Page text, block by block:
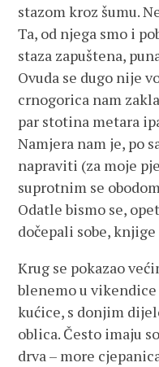
stazom kroz šumu.
Ta, od njega smo i
staza zapuštena,
Ovuda se dugo nije
crnogorica nam
par stotina metara
Namjera nam je, po
napraviti (za moje
suprotnim se
Odatle bismo se,
dočepali sobe,
Krug se pokazao
blenemo u
kućice, s donjim
oblica. Često imaju
drva – more